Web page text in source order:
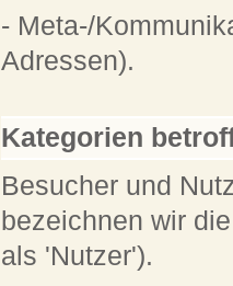
- Meta-/
Adressen).
Kategorien
Besucher und
bezeichnen wir
als 'Nutzer').